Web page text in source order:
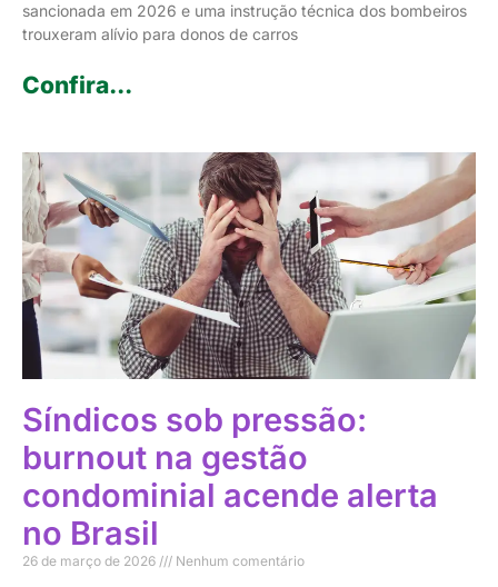
sancionada em 2026 e uma instrução técnica dos bombeiros
trouxeram alívio para donos de carros
Confira...
Síndicos sob pressão:
burnout na gestão
condominial acende alerta
no Brasil
26 de março de 2026 Nenhum comentário